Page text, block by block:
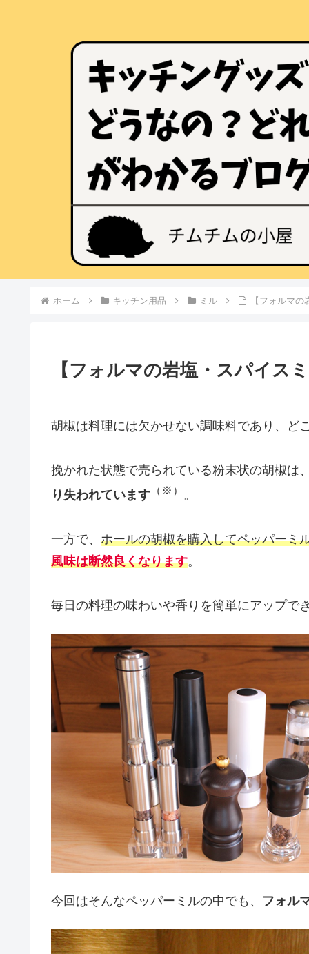
ホーム キッチン用品 ミル 【フォルマ
【フォルマの岩塩・スパイス
胡椒は料理には欠かせない調味料であり、ど
挽かれた状態で売られている粉末状の胡椒は
り失われています （※） 。
一方で、 ホールの胡椒を購入してペッパーミ
風味は断然良くなります。
毎日の料理の味わいや香りを簡単にアップで
今回はそんなペッパーミルの中でも、 フォル